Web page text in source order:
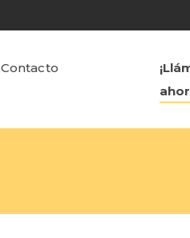
Contacto